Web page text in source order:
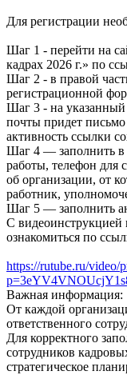
Для регистрации
Шаг 1 - перейти на
кадрах 2026 г.» по
Шаг 2 - в правой
регистрационной
Шаг 3 - на указанный
почты придет
активность ссылки
Шаг 4 — заполнить в
работы, телефон для
об организации, от
работник,
Шаг 5 — заполнить
С
ознакомиться по
https://rutube.ru/video/
Важная информация:
От каждой
ответственного
Для корректного
сотрудников
стратегическое